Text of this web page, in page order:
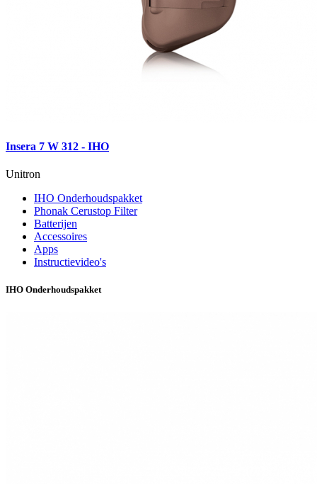
Insera 7 W 312 - IHO
Unitron
IHO Onderhoudspakket
Phonak Cerustop Filter
Batterijen
Accessoires
Apps
Instructievideo's
IHO Onderhoudspakket